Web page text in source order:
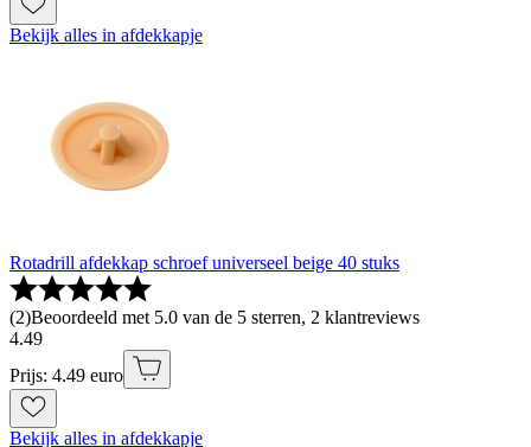
Bekijk alles in afdekkapje
Rotadrill afdekkap schroef universeel beige 40 stuks
(2)Beoordeeld met 5.0 van de 5 sterren, 2 klantreviews
4.49
Prijs: 4.49 euro
Bekijk alles in afdekkapje